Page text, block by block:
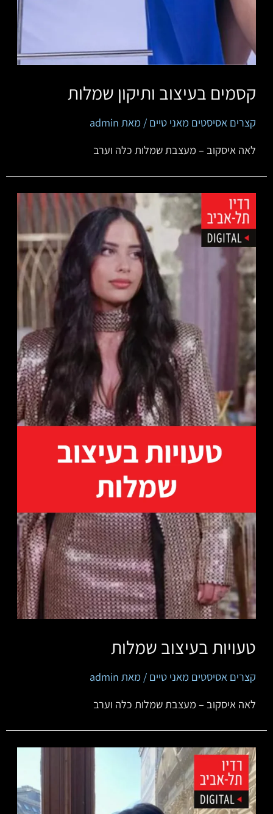
קסמים בעיצוב ותיקון שמלות
קצרים אסיסטים מאני טיים / מאת admin
לאה איסקוב – מעצבת שמלות כלה וערב
טעויות בעיצוב שמלות
קצרים אסיסטים מאני טיים / מאת admin
לאה איסקוב – מעצבת שמלות כלה וערב